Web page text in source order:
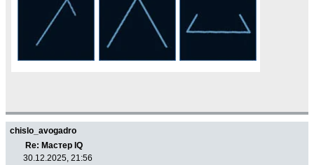
chislo_avogadro
Re: Мастер IQ
30.12.2025, 21:56